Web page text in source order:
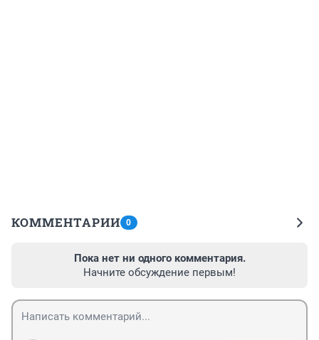
КОММЕНТАРИИ 0
Пока нет ни одного комментария.
Начните обсуждение первым!